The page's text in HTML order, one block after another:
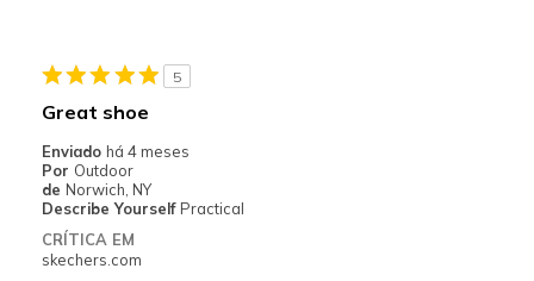
Width
Sizing
Feels true to size
View On Shoes
5
Great shoe
Enviado há 4 meses
Por Outdoor
de Norwich, NY
Describe Yourself Practical
CRÍTICA EM
skechers.com